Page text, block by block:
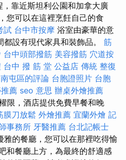
，靠近斯坦利公園和加拿大廣
您可以在這裡烹飪自己​​的食
試 台中市按摩 浴室由豪華的意
設有現代家具和裝飾品。 筋
台中頭部撥筋 美容撥筋 穴道按
台中 撥 筋 堂 公益店 傳統 整復
屯區的評論 台胞證照片 台胞
薦 seo 意思 辦桌外燴推薦
限，酒店提供免費早餐和晚
膜刀放鬆 外燴推薦 宜蘭外燴 記
事務所 牙醫推薦 台北記帳士
的餐廳，您可以在那裡吃得愉
和餐廳上方，為最終的舒適感